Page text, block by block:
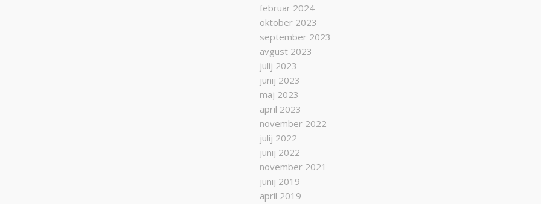
februar 2024
oktober 2023
september 2023
avgust 2023
julij 2023
junij 2023
maj 2023
april 2023
november 2022
julij 2022
junij 2022
november 2021
junij 2019
april 2019